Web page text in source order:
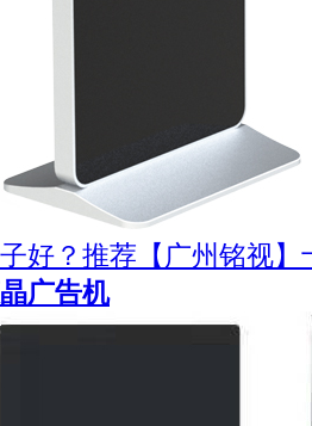
好？推荐【广州铭视
广告机